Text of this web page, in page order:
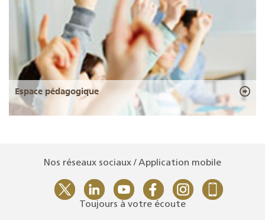
Espace pédagogique
Nos réseaux sociaux / Application mobile
Toujours à votre écoute